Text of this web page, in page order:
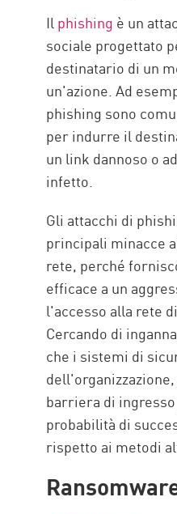
Ilphishing è un
sociale progettato
destinatario di un
un'azione. Ad
phishing sono
per indurre il
un link dannoso o
infetto.
Gli attacchi di
principali minacce
rete, perché
efficace a un
l'accesso alla rete
Cercando di
che i sistemi di
barriera di ingresso
probabilità di
rispetto ai metodi